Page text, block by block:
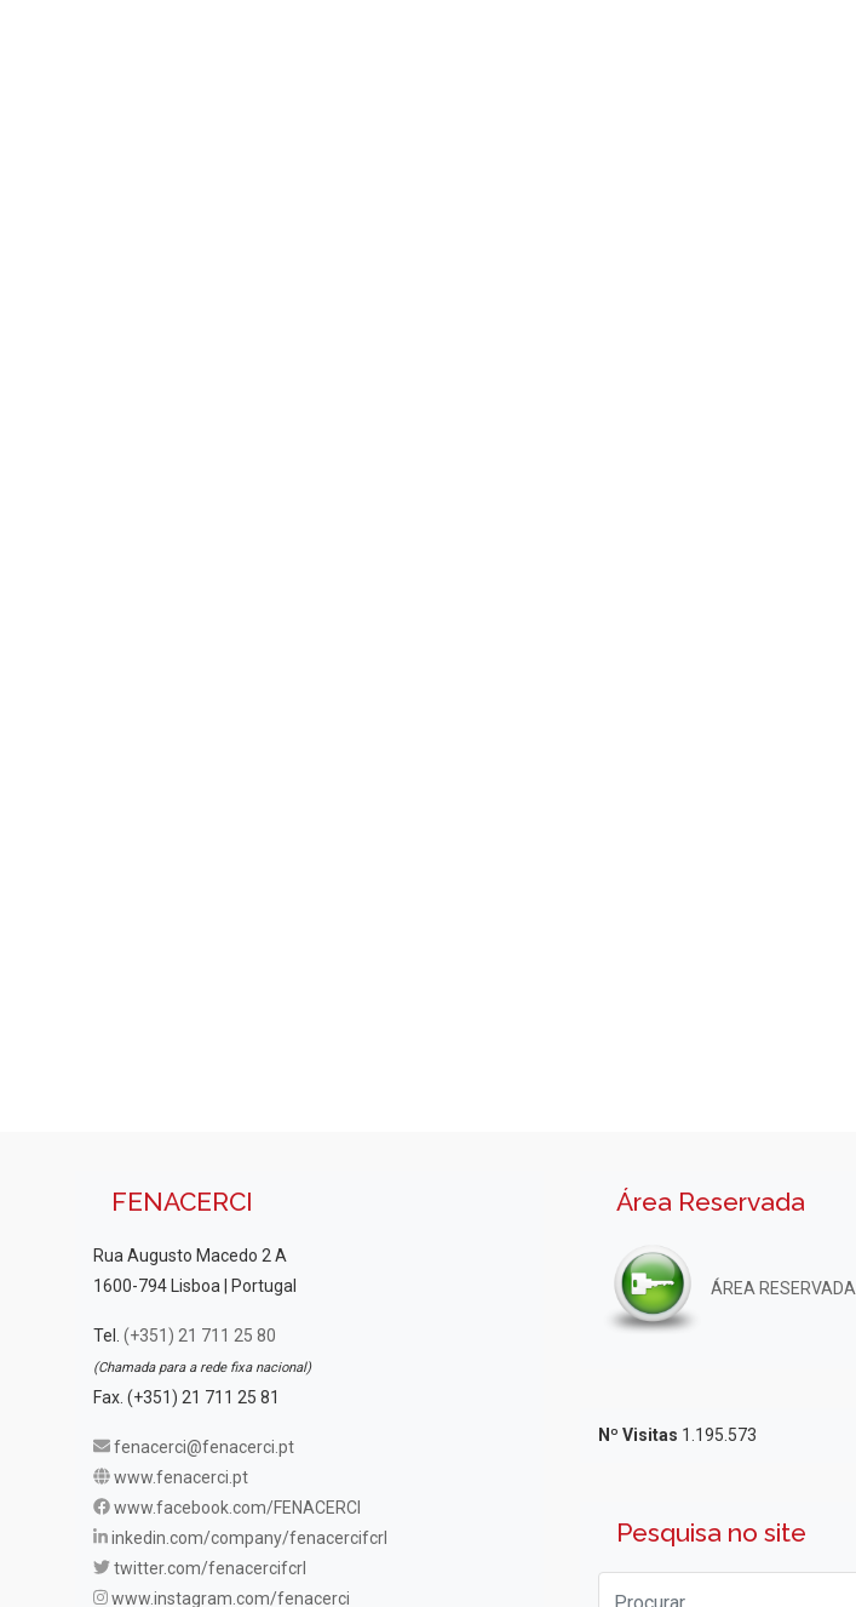
FENACERCI
Rua Augusto Macedo 2 A
1600-794 Lisboa | Portugal
Tel. (+351) 21 711 25 80
(Chamada para a rede fixa nacional)
Fax. (+351) 21 711 25 81
fenacerci@fenacerci.pt
www.fenacerci.pt
www.facebook.com/FENACERCI
inkedin.com/company/fenacercifcrl
twitter.com/fenacercifcrl
www.instagram.com/fenacerci
Área Reservada
ÁREA RESERVADA
Nº Visitas 1.195.573
Pesquisa no site